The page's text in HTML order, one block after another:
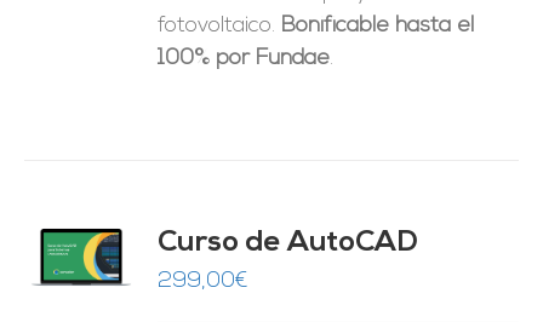
fotovoltaico. Bonificable hasta el
100% por Fundae.
Curso de AutoCAD
299,00€